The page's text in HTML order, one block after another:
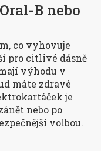
B nebo
co vyhovuje
pro citlivé dásně
výhodu v
máte zdravé
je
nebo po
volbou.